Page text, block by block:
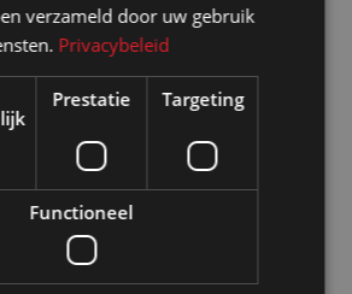
Excl. BTW
16,10 Excl. BTW
verzameld door uw gebruik
Privacybeleid
Prestatie Targeting
Functioneel